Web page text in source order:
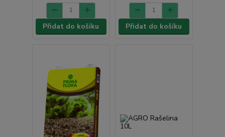
Přidat do košíku Přidat do košíku